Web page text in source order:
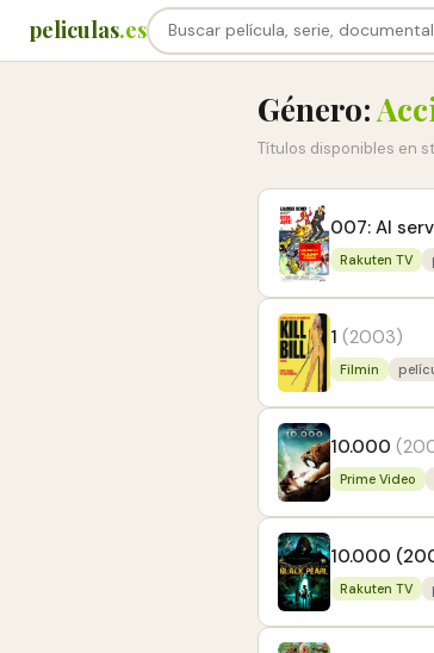
peliculas.es
Género:
Títulos disponibles en
007: Al
Rakuten TV
1 (2003)
Filmin
10.000
Prime Video
10.000
Rakuten TV